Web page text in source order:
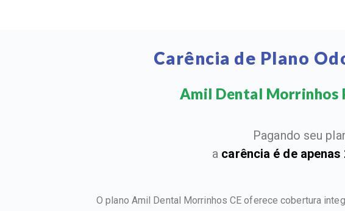
Carência de Plano
Amil Dental Morrinhos
Pagando seu
a carência é de apenas
O plano Amil Dental Morrinhos CE oferece cobertura